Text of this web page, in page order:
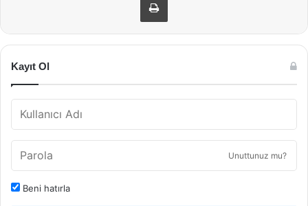
Kayıt Ol
Unuttunuz mu?
Beni hatırla